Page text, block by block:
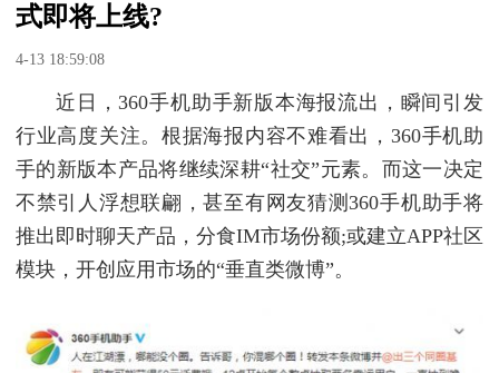
式即将上线?
4-13 18:59:08
近日，360手机助手新版本海报流出，瞬间引发
行业高度关注。根据海报内容不难看出，360手机助
手的新版本产品将继续深耕“社交”元素。而这一决定
不禁引人浮想联翩，甚至有网友猜测360手机助手将
推出即时聊天产品，分食IM市场份额;或建立APP社区
模块，开创应用市场的“垂直类微博”。